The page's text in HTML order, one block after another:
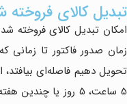
تبدیل کالای فروخته
امکان تبدیل کالای فروخته
زمان صدور فاکتور تا زمانی
5 ساعت، 5 روز یا